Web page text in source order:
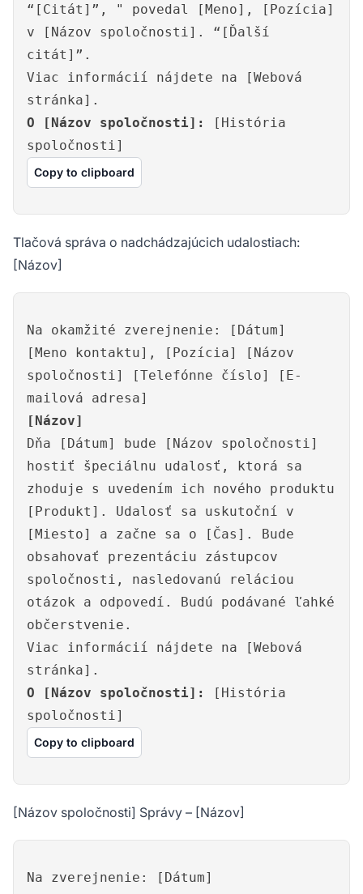
“[Citát]”, " povedal [Meno], [Pozícia]
v [Názov spoločnosti]. “[Ďalší
citát]”.
Viac informácií nájdete na [Webová
stránka].
O [Názov spoločnosti]:
[História
spoločnosti]
Copy to clipboard
Tlačová správa o nadchádzajúcich udalostiach:
[Názov]
Na okamžité zverejnenie: [Dátum]
[Meno kontaktu], [Pozícia] [Názov
spoločnosti] [Telefónne číslo] [E-
mailová adresa]
[Názov]
Dňa [Dátum] bude [Názov spoločnosti]
hostiť špeciálnu udalosť, ktorá sa
zhoduje s uvedením ich nového produktu
[Produkt]. Udalosť sa uskutoční v
[Miesto] a začne sa o [Čas]. Bude
obsahovať prezentáciu zástupcov
spoločnosti, nasledovanú reláciou
otázok a odpovedí. Budú podávané ľahké
občerstvenie.
Viac informácií nájdete na [Webová
stránka].
O [Názov spoločnosti]:
[História
spoločnosti]
Copy to clipboard
[Názov spoločnosti] Správy – [Názov]
Na zverejnenie: [Dátum]